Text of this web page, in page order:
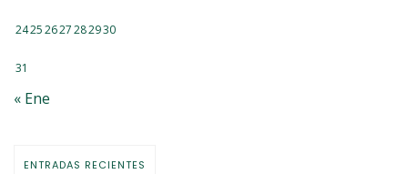
24252627282930
31
« Ene
ENTRADAS RECIENTES